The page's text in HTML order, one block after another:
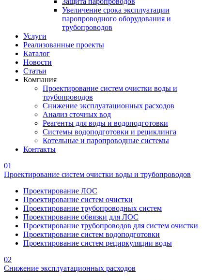
Увеличение срока эксплуатации
паропроводного оборудования и
трубопроводов
Услуги
Реализованные проекты
Каталог
Новости
Статьи
Компания
Проектирование систем очистки воды и
трубопроводов
Снижение эксплуатационных расходов
Анализ сточных вод
Реагенты для воды и водоподготовки
Системы водоподготовки и рециклинга
Котельные и паропроводные системы
Контакты
01
Проектирование систем очистки воды и трубопроводов
Проектирование ЛОС
Проектирование систем очистки
Проектирование трубопроводных систем
Проектирование обвязки для ЛОС
Проектирование трубопроводов для систем очистки
Проектирование систем водоподготовки
Проектирование систем рециркуляции воды
02
Снижение эксплуатационных расходов